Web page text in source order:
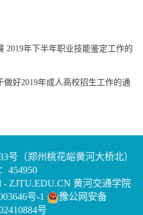
2019年下半年职业技能鉴定工作的
好2019年成人高校招生工作的通
号（郑州桃花峪黄河大桥北）
454950
- ZJTU.EDU.CN 黄河交通学院
号-1
豫公网安备
号